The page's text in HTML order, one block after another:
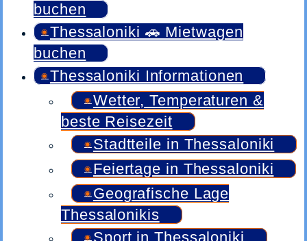
buchen
Thessaloniki 🚗 Mietwagen
buchen
Thessaloniki Informationen
Wetter, Temperaturen &
beste Reisezeit
Stadtteile in Thessaloniki
Feiertage in Thessaloniki
Geografische Lage
Thessalonikis
Sport in Thessaloniki